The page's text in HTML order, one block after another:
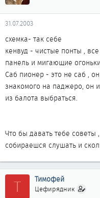
31.07.2003
схемка- так себе
кенвуд - чистые понты ,
панель и мигающие
Саб пионер - это не саб ,
знакомого на паджеро, он
из балота выбраться.
Что бы давать тебе советы
собираешся слушать и
Т Тимофей
Цефирядник